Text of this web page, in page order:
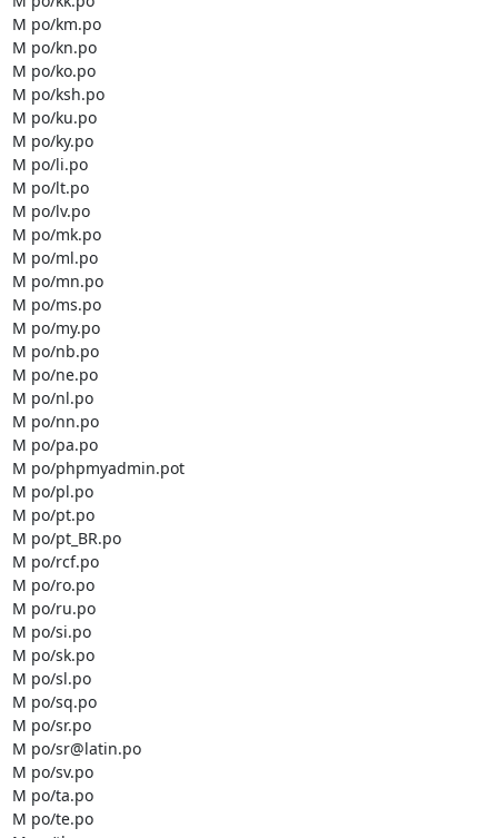
M po/km.po
M po/kn.po
M po/ko.po
M po/ksh.po
M po/ku.po
M po/ky.po
M po/li.po
M po/lt.po
M po/lv.po
M po/mk.po
M po/ml.po
M po/mn.po
M po/ms.po
M po/my.po
M po/nb.po
M po/ne.po
M po/nl.po
M po/nn.po
M po/pa.po
M po/phpmyadmin.pot
M po/pl.po
M po/pt.po
M po/pt_BR.po
M po/rcf.po
M po/ro.po
M po/ru.po
M po/si.po
M po/sk.po
M po/sl.po
M po/sq.po
M po/sr.po
M po/sr@latin.po
M po/sv.po
M po/ta.po
M po/te.po